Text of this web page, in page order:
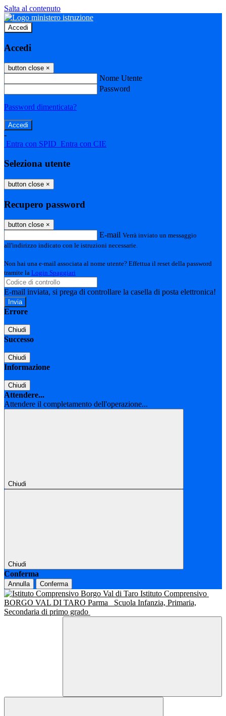
Salta al contenuto
Accedi
Accedi
button close ×
Nome Utente
Password
Password dimenticata?
-
Entra con SPID Entra con CIE
Seleziona utente
button close ×
Recupero password
button close ×
E-mail Verrà inviato un messaggio
all'indirizzo indicato con le istruzioni necessarie.
Non hai una e-mail associata al nome utente? Effettua il reset della password
tramite la Login Spaggiari
E-mail inviata, si prega di controllare la casella di posta elettronica!
Errore
Chiudi
Successo
Chiudi
Informazione
Chiudi
Attendere...
Attendere il completamento dell'operazione...
Chiudi
Chiudi
Conferma
Annulla Conferma
Istituto Comprensivo
BORGO VAL DI TARO Parma
Scuola Infanzia, Primaria,
Secondaria di primo grado